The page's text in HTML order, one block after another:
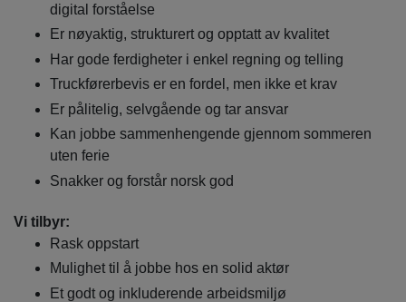
digital forståelse
Er nøyaktig, strukturert og opptatt av kvalitet
Har gode ferdigheter i enkel regning og telling
Truckførerbevis er en fordel, men ikke et krav
Er pålitelig, selvgående og tar ansvar
Kan jobbe sammenhengende gjennom sommeren
uten ferie
Snakker og forstår norsk god
Vi tilbyr:
Rask oppstart
Mulighet til å jobbe hos en solid aktør
Et godt og inkluderende arbeidsmiljø